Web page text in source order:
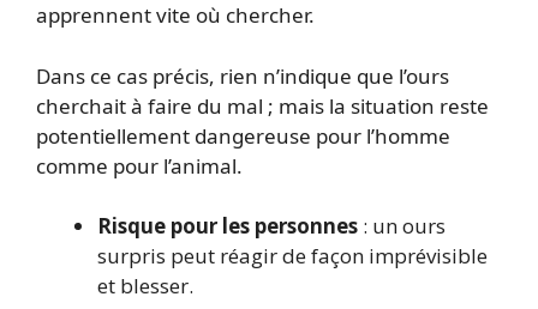
apprennent vite où chercher.
Dans ce cas précis, rien n’indique que l’ours
cherchait à faire du mal ; mais la situation reste
potentiellement dangereuse pour l’homme
comme pour l’animal.
Risque pour les personnes : un ours
surpris peut réagir de façon imprévisible
et blesser.